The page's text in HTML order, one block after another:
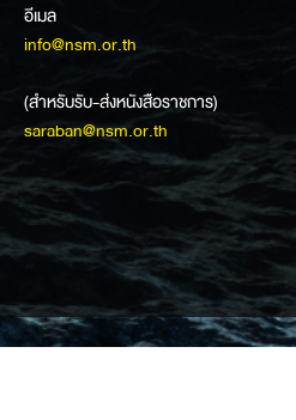
อีเมล
info@nsm.or.th
(สำหรับรับ-ส่งหนังสือราชการ)
saraban@nsm.or.th